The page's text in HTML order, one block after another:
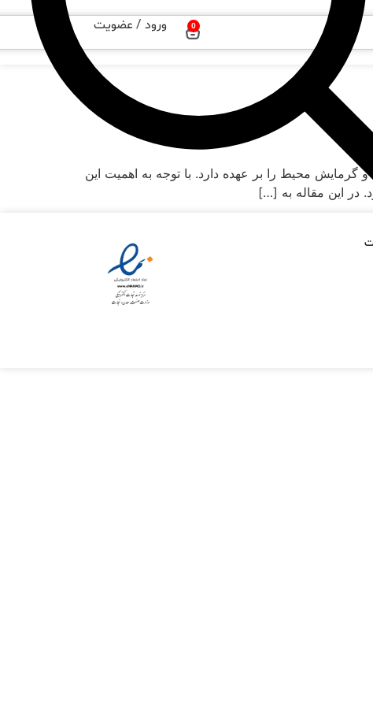
0 ورود / عضویت
محیط را بر عهده دارد. با توجه به اهمیت این
در این مقاله به […]